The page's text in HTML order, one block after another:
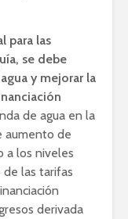
para las
se debe
y mejorar la
de agua en la
aumento de
a los niveles
de las tarifas
derivada